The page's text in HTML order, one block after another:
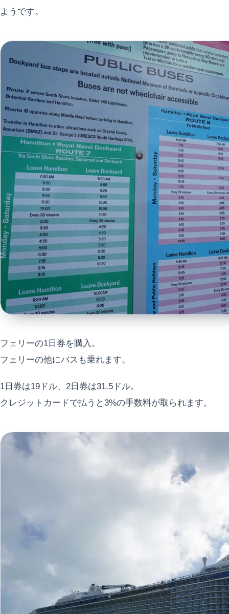
ようです。
フェリーの1日券を購入。
フェリーの他にバスも乗れます。
1日券は19ドル、2日券は31.5ドル。
クレジットカードで払うと3%の手数料が取られます。